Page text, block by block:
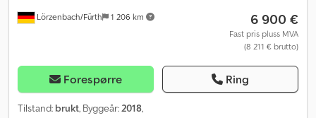
Lörzenbach/Fürth 1 206 km 6 900 €
Fast pris pluss MVA
(8 211 € brutto)
Forespørre Ring
Tilstand: brukt, Byggeår:2018,